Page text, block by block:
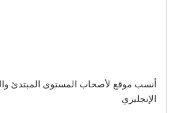
أنسب موقع لأصحاب المستوى المبتدئ
الإنجليزي